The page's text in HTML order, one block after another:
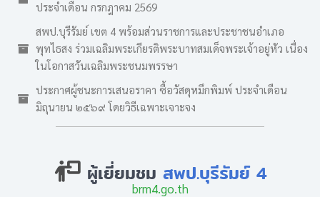
ประจำเดือน กรกฎาคม 2569
สพป.บุรีรัมย์ เขต 4 พร้อมส่วนราชการและประชาชนอำเภอ
พุทไธสง ร่วมเฉลิมพระเกียรติพระบาทสมเด็จพระเจ้าอยู่หัว เนื่อง
ในโอกาสวันเฉลิมพระชนมพรรษา
ประกาศผู้ชนะการเสนอราคา ซื้อวัสดุหมึกพิมพ์ ประจำเดือน
มิถุนายน ๒๕๖๙ โดยวิธีเฉพาะเจาะจง
ผู้เยี่ยมชม สพป.บุรีรัมย์ 4
brm4.go.th